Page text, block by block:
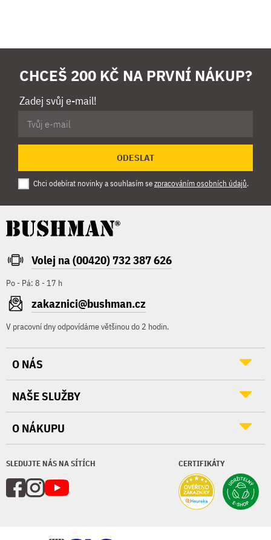
CHCEŠ 200 KČ NA PRVNÍ NÁKUP?
Zadej svůj e-mail!
ODESLAT
Chci odebírat novinky a souhlasím sezpracováním osobních údajů.
Volej na (00420) 732 387 626
Po - Pá: 8 - 17 h
zakaznici@bushman.cz
V pracovní dny odpovídáme většinou do 2 hodin.
SLEDUJTE NÁS NA SÍTÍCH CERTIFIKÁTY
O NÁS
NAŠE SLUŽBY
O NÁKUPU